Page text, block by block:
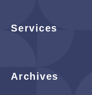
Services
Archives